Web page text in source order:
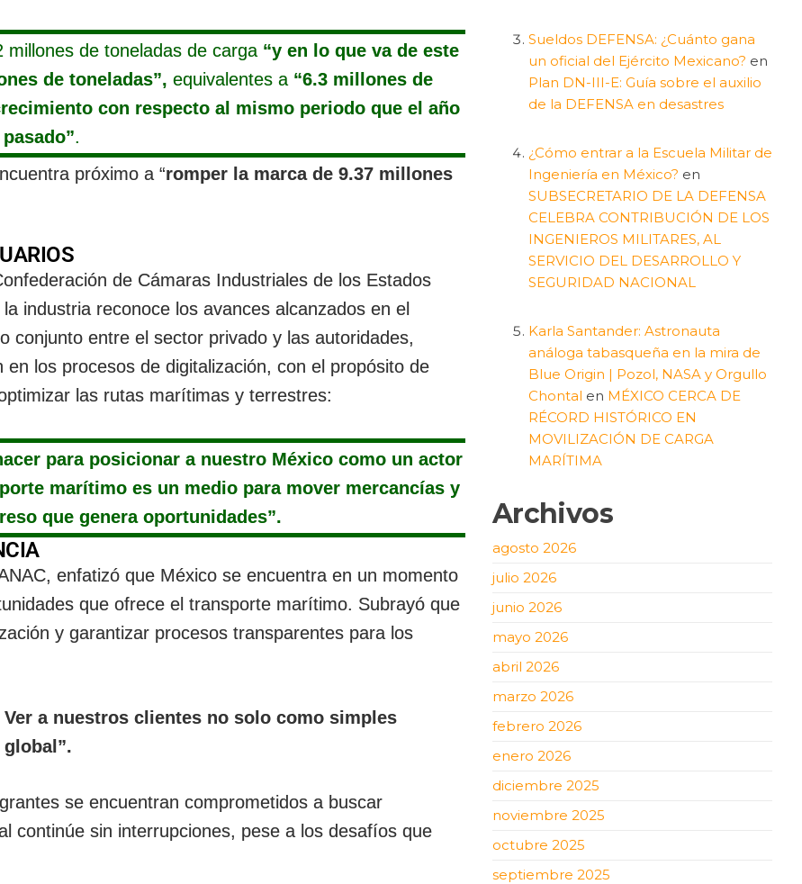
de toneladas de carga “y en lo que va de este
de toneladas”, equivalentes a “6.3 millones de
con respecto al mismo periodo que el año
pasado”.
próximo a “romper la marca de 9.37 millones
de Cámaras Industriales de los Estados
industria reconoce los avances alcanzados en el
conjunto entre el sector privado y las autoridades,
los procesos de digitalización, con el propósito de
las rutas marítimas y terrestres:
para posicionar a nuestro México como un actor
marítimo es un medio para mover mercancías y
que genera oportunidades”.
enfatizó que México se encuentra en un momento
que ofrece el transporte marítimo. Subrayó que
y garantizar procesos transparentes para los
a nuestros clientes no solo como simples
se encuentran comprometidos a buscar
continúe sin interrupciones, pese a los desafíos que
Sueldos DEFENSA: ¿Cuánto gana
un oficial del Ejército Mexicano? en
Plan DN-III-E: Guía sobre el auxilio
de la DEFENSA en desastres
¿Cómo entrar a la Escuela Militar de
Ingeniería en México? en
SUBSECRETARIO DE LA DEFENSA
CELEBRA CONTRIBUCIÓN DE LOS
INGENIEROS MILITARES, AL
SERVICIO DEL DESARROLLO Y
SEGURIDAD NACIONAL
Karla Santander: Astronauta
análoga tabasqueña en la mira de
Blue Origin | Pozol, NASA y Orgullo
Chontal en MÉXICO CERCA DE
RÉCORD HISTÓRICO EN
MOVILIZACIÓN DE CARGA
MARÍTIMA
Archivos
agosto 2026
julio 2026
junio 2026
mayo 2026
abril 2026
marzo 2026
febrero 2026
enero 2026
diciembre 2025
noviembre 2025
octubre 2025
septiembre 2025